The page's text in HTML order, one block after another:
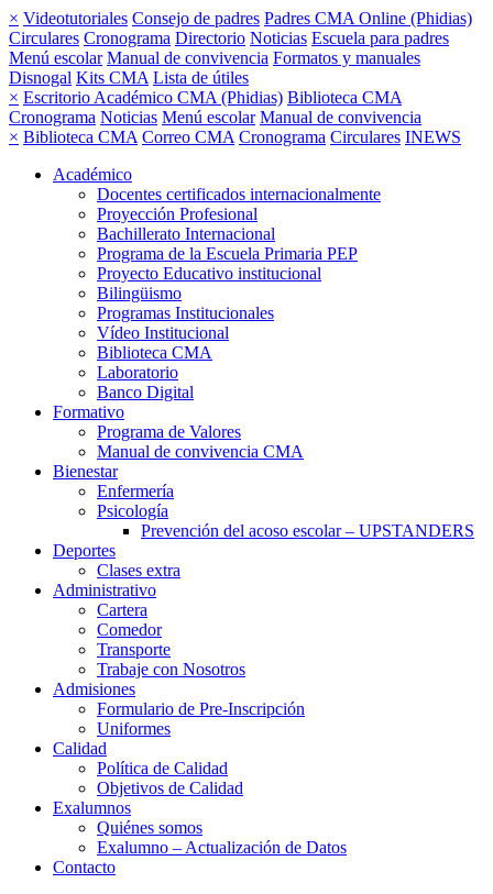
× Videotutoriales Consejo de padres Padres CMA Online (Phidias)
Circulares Cronograma Directorio Noticias Escuela para padres
Menú escolar Manual de convivencia Formatos y manuales
Disnogal Kits CMA Lista de útiles
× Escritorio Académico CMA (Phidias) Biblioteca CMA
Cronograma Noticias Menú escolar Manual de convivencia
× Biblioteca CMA Correo CMA Cronograma Circulares INEWS
Académico
Docentes certificados internacionalmente
Proyección Profesional
Bachillerato Internacional
Programa de la Escuela Primaria PEP
Proyecto Educativo institucional
Bilingüismo
Programas Institucionales
Vídeo Institucional
Biblioteca CMA
Laboratorio
Banco Digital
Formativo
Programa de Valores
Manual de convivencia CMA
Bienestar
Enfermería
Psicología
Prevención del acoso escolar – UPSTANDERS
Deportes
Clases extra
Administrativo
Cartera
Comedor
Transporte
Trabaje con Nosotros
Admisiones
Formulario de Pre-Inscripción
Uniformes
Calidad
Política de Calidad
Objetivos de Calidad
Exalumnos
Quiénes somos
Exalumno – Actualización de Datos
Contacto